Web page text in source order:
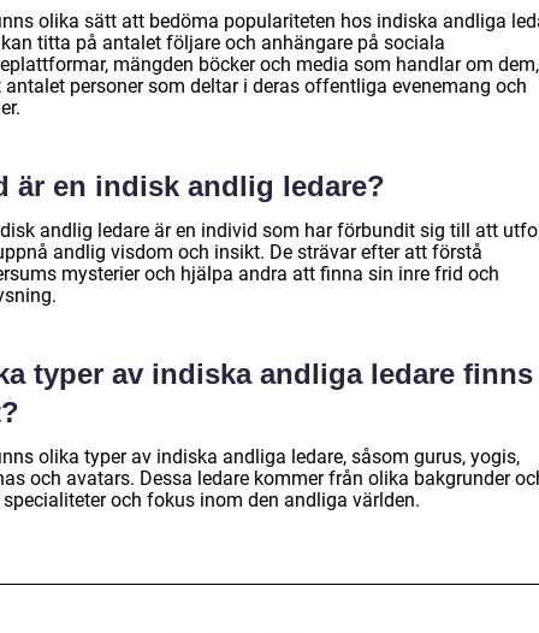
olika sätt att bedöma populariteten hos indiska andliga
titta på antalet följare och anhängare på sociala
mängden böcker och media som handlar om dem,
antalet personer som deltar i deras offentliga evenemang och
är en indisk andlig ledare?
andlig ledare är en individ som har förbundit sig till att
andlig visdom och insikt. De strävar efter att förstå
mysterier och hjälpa andra att finna sin inre frid och
typer av indiska andliga ledare finns
olika typer av indiska andliga ledare, såsom gurus, yogis,
och avatars. Dessa ledare kommer från olika bakgrunder
och fokus inom den andliga världen.